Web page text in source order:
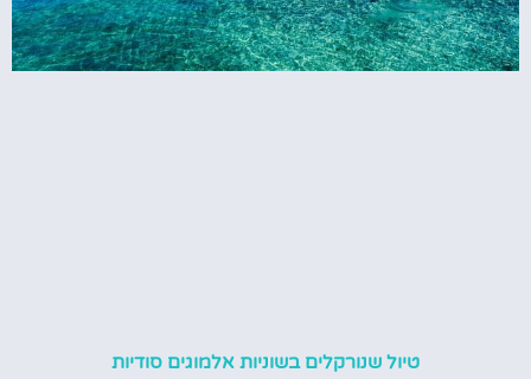
טיול שנורקלים בשוניות אלמוגים סודיות